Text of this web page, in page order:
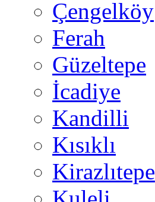
Çengelköy
Ferah
Güzeltepe
İcadiye
Kandilli
Kısıklı
Kirazlıtepe